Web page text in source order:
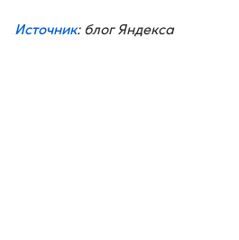
Источник: блог Яндекса